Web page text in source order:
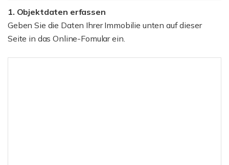
1. Objektdaten erfassen
Geben Sie die Daten Ihrer Immobilie unten auf dieser
Seite in das Online-Fomular ein.